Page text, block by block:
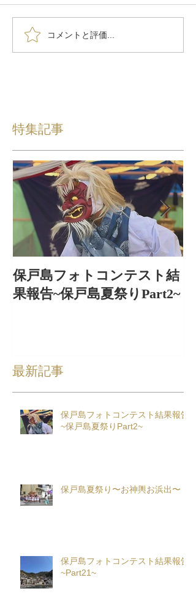
コメントと評価...
特集記事
保戸島フォトコンテスト結
果報告~保戸島夏祭りPart2~
最新記事
保戸島フォトコンテスト結果報告
~保戸島夏祭りPart2~
保戸島夏祭り〜お神輿お浜出〜
保戸島フォトコンテスト結果報告
~Part21~